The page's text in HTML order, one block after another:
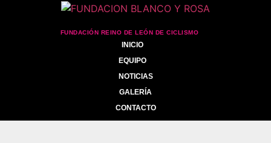
FUNDACIÓN REINO DE LEÓN DE CICLISMO
INICIO
EQUIPO
NOTICIAS
GALERÍA
CONTACTO